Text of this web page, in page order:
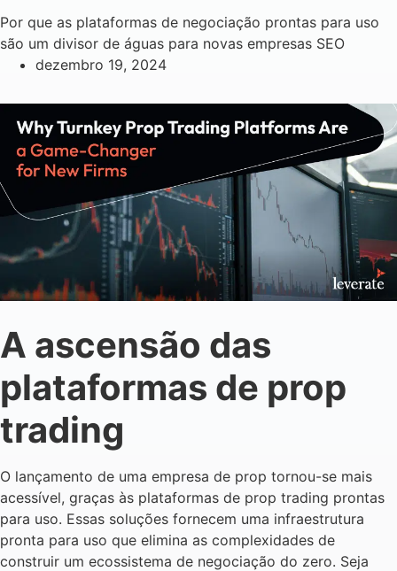
Por que as plataformas de negociação prontas para uso
são um divisor de águas para novas empresas SEO
dezembro 19, 2024
A ascensão das
plataformas de prop
trading
O lançamento de uma empresa de prop tornou-se mais
acessível, graças às plataformas de prop trading prontas
para uso. Essas soluções fornecem uma infraestrutura
pronta para uso que elimina as complexidades de
construir um ecossistema de negociação do zero. Seja